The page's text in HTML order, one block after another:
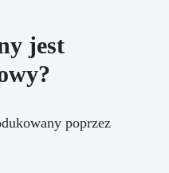
jest
poprzez